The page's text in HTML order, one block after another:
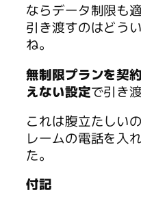
ならデータ制限も
引き渡すのはどう
ね。
無制限プランを契
えない設定で引き
これは腹立たしい
レームの電話を入
た。
付記